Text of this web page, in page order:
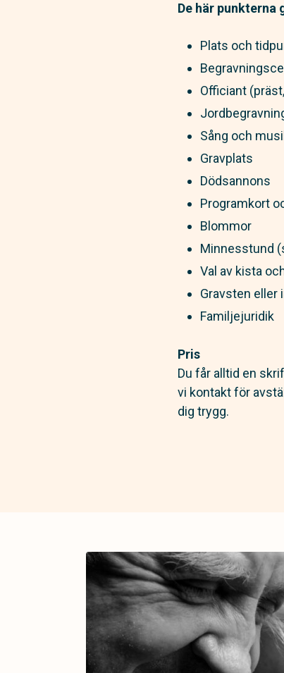
De här punkterna
Plats och
Officiant
Sång och
Gravplats
Dödsannons
Programkort
Blommor
Minnesstund
Val av kista
Gravsten eller
Familjejuridik
Pris
Du får alltid en
vi kontakt för
dig trygg.